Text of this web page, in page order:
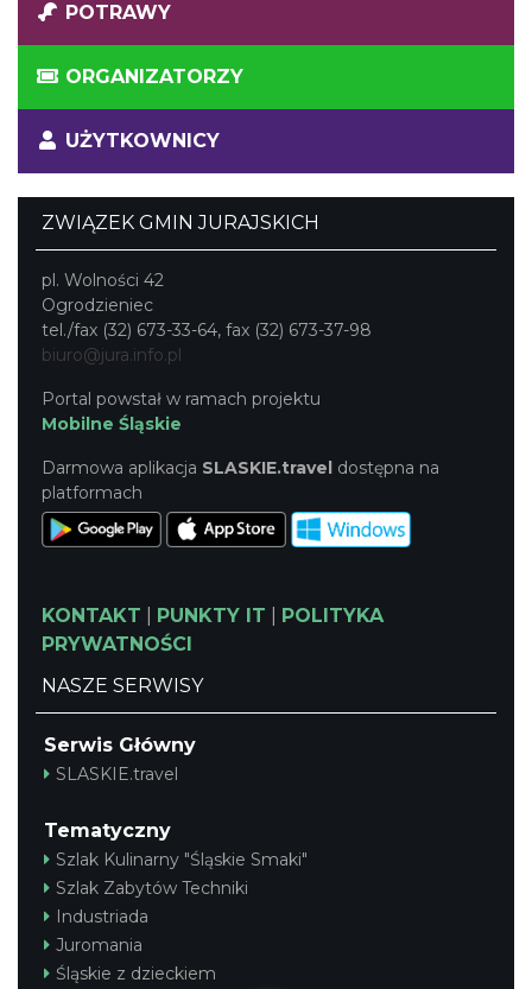
POTRAWY
ORGANIZATORZY
UŻYTKOWNICY
ZWIĄZEK GMIN JURAJSKICH
pl. Wolności 42
Ogrodzieniec
tel./fax (32) 673-33-64, fax (32) 673-37-98
biuro@jura.info.pl
Portal powstał w ramach projektu
Mobilne Śląskie
Darmowa aplikacja SLASKIE.travel dostępna na
platformach
KONTAKT PUNKTY IT
POLITYKA
PRYWATNOŚCI
NASZE SERWISY
Serwis Główny
SLASKIE.travel
Tematyczny
Szlak Kulinarny "Śląskie Smaki"
Szlak Zabytów Techniki
Industriada
Juromania
Śląskie z dzieckiem